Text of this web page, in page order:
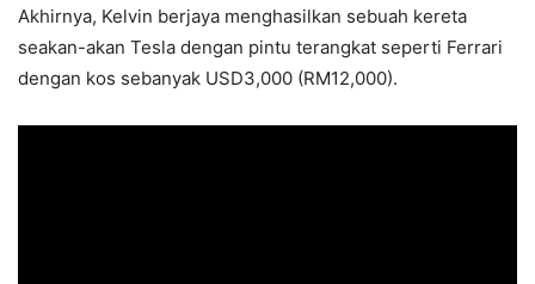
Akhirnya, Kelvin berjaya menghasilkan sebuah kereta
seakan-akan Tesla dengan pintu terangkat seperti Ferrari
dengan kos sebanyak USD3,000 (RM12,000).